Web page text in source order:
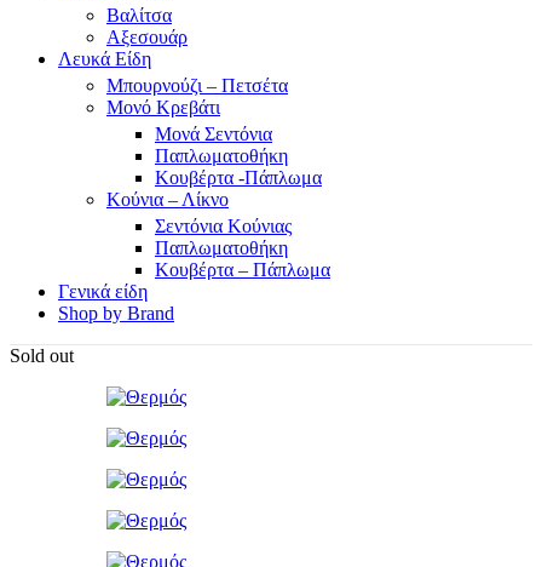
Βαλίτσα
Αξεσουάρ
Λευκά Είδη
Μπουρνούζι – Πετσέτα
Μονό Κρεβάτι
Μονά Σεντόνια
Παπλωματοθήκη
Κουβέρτα -Πάπλωμα
Κούνια – Λίκνο
Σεντόνια Κούνιας
Παπλωματοθήκη
Κουβέρτα – Πάπλωμα
Γενικά είδη
Shop by Brand
Sold out